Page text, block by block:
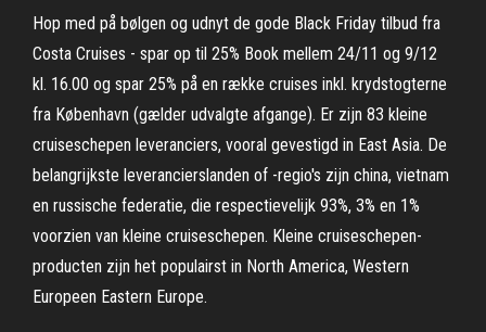
Hop med på bølgen og udnyt de gode Black Friday tilbud fra
Costa Cruises - spar op til 25% Book mellem 24/11 og 9/12
kl. 16.00 og spar 25% på en række cruises inkl. krydstogterne
fra København (gælder udvalgte afgange). Er zijn 83 kleine
cruiseschepen leveranciers, vooral gevestigd in East Asia. De
belangrijkste leverancierslanden of -regio's zijn china, vietnam
en russische federatie, die respectievelijk 93%, 3% en 1%
voorzien van kleine cruiseschepen. Kleine cruiseschepen-
producten zijn het populairst in North America, Western
Europeen Eastern Europe.